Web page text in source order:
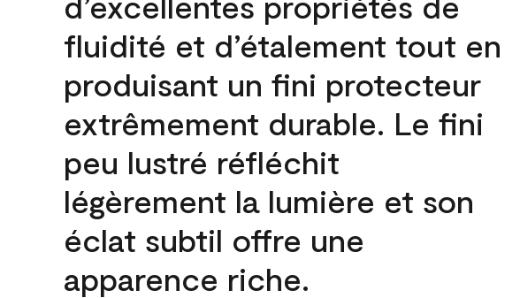
fluidité et d’étalement tout en
produisant un fini protecteur
extrêmement durable. Le fini
peu lustré réfléchit
légèrement la lumière et son
éclat subtil offre une
apparence riche.